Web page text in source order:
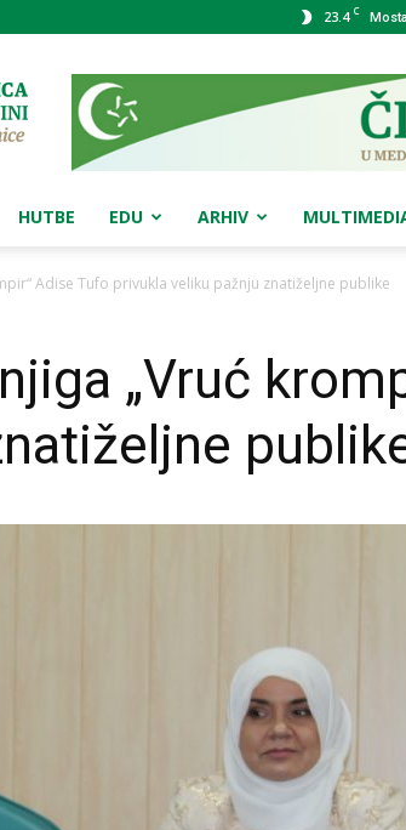
23.4 C
HUTBE EDU ARHIV
Adise Tufo privukla veliku pažnju znatiželjne publike
„Vruć